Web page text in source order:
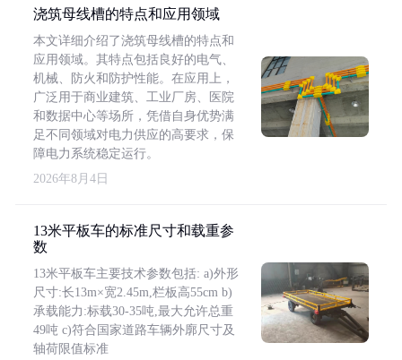
浇筑母线槽的特点和应用领域
本文详细介绍了浇筑母线槽的特点和
应用领域。其特点包括良好的电气、
机械、防火和防护性能。在应用上，
广泛用于商业建筑、工业厂房、医院
和数据中心等场所，凭借自身优势满
足不同领域对电力供应的高要求，保
障电力系统稳定运行。
2026年8月4日
13米平板车的标准尺寸和载重参
数
13米平板车主要技术参数包括: a)外形
尺寸:长13m×宽2.45m,栏板高55cm b)
承载能力:标载30-35吨,最大允许总重
49吨 c)符合国家道路车辆外廓尺寸及
轴荷限值标准